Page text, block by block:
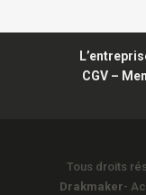
CGV –
Tous droits
Drakmaker-